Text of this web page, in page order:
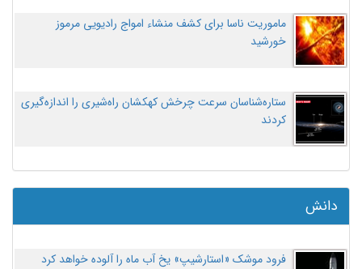
ماموریت ناسا برای کشف منشاء امواج رادیویی مرموز
خورشید
ستاره‌شناسان سرعت چرخش کهکشان راه‌شیری را اندازه‌گیری
کردند
دانش
فرود موشک «استارشیپ» یخ آب ماه را آلوده خواهد کرد